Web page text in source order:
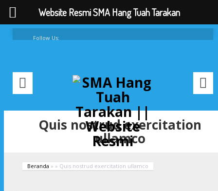
Follow Us:
Quis nostrud exercitation
ullamco
Beranda » » Quis nostrud exercitation ullamco
Website Resmi SMA Hang Tuah Tarakan